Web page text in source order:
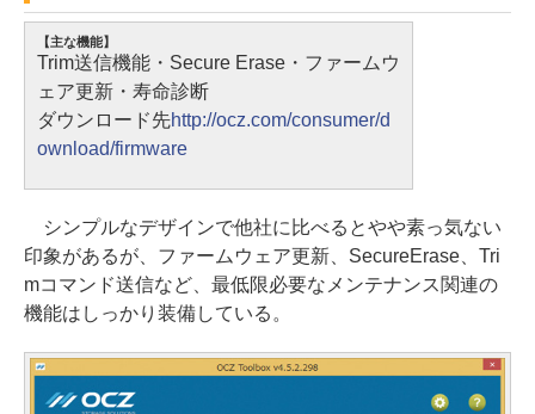
【主な機能】
Trim送信機能・Secure Erase・ファームウ
ェア更新・寿命診断
ダウンロード先http://ocz.com/consumer/d
ownload/firmware
シンプルなデザインで他社に比べるとやや素っ気ない
印象があるが、ファームウェア更新、SecureErase、Tri
mコマンド送信など、最低限必要なメンテナンス関連の
機能はしっかり装備している。